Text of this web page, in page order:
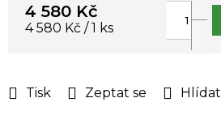
Tisk Zeptat se Hlídat
4 580 Kč
Měrná
4 580 Kč / 1 ks